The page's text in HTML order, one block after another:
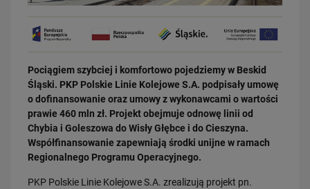
Pociągiem szybciej i komfortowo pojedziemy w Beskid
Śląski. PKP Polskie Linie Kolejowe S.A. podpisały umowę
o dofinansowanie oraz umowy z wykonawcami o wartości
prawie 460 mln zł. Projekt obejmuje odnowę linii od
Chybia i Goleszowa do Wisły Głębce i do Cieszyna.
Współfinansowanie zapewniają środki unijne w ramach
Regionalnego Programu Operacyjnego.
PKP Polskie Linie Kolejowe S.A. zrealizują projekt pn.
03.08.2026
Dzięki KPO kolej zmieniła Limanową
PRZECZYTAJ